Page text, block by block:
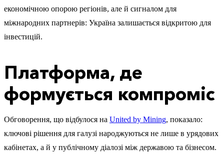
економічною опорою регіонів, але й сигналом для
міжнародних партнерів: Україна залишається відкритою для
інвестицій.
Платформа, де
формується компроміс
Обговорення, що відбулося на United by Mining, показало:
ключові рішення для галузі народжуються не лише в урядових
кабінетах, а й у публічному діалозі між державою та бізнесом.